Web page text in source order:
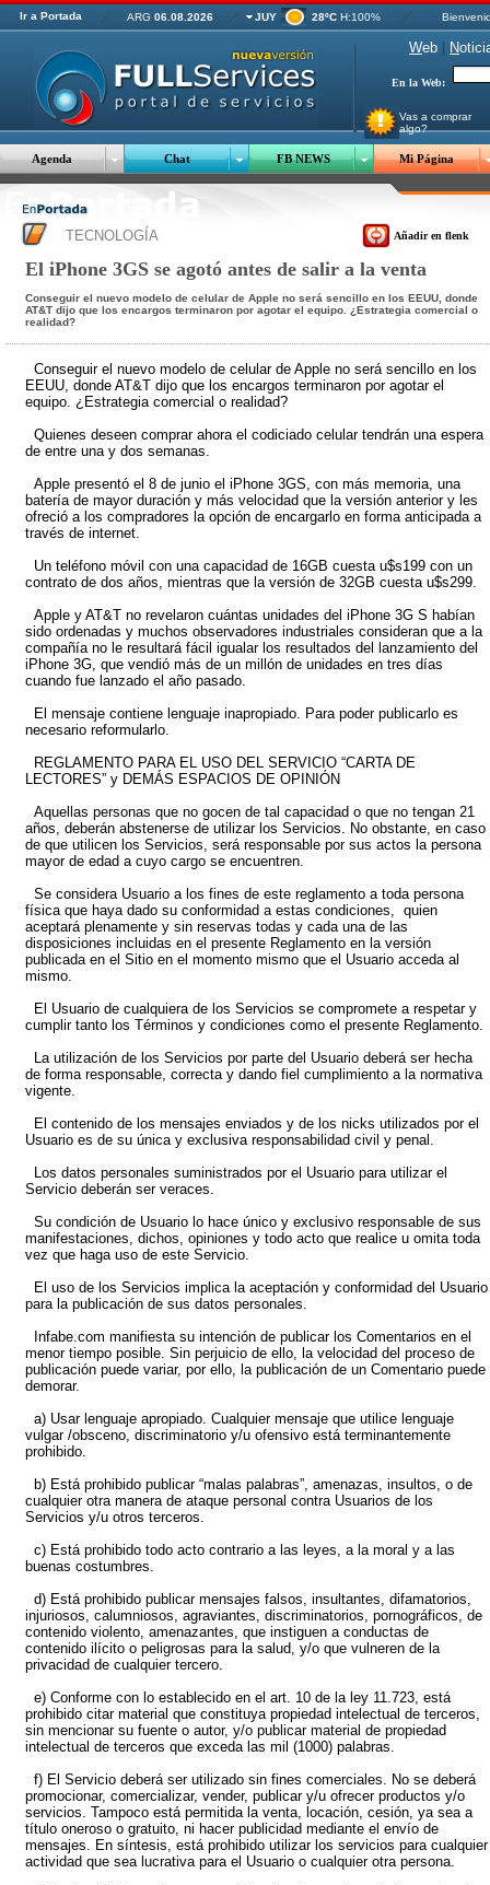
Ir a Portada ARG 06.08.2026 JUY 28ºC H:100%
Web N
En la Web:
Vas a comprar
algo?
Agenda Chat FB NEWS Mi Página
TECNOLOGÍA Añadir en flenk
El iPhone 3GS se agotó antes de salir a la venta
Conseguir el nuevo modelo de celular de Apple no será sencillo en los EEUU, donde
AT&T dijo que los encargos terminaron por agotar el equipo. ¿Estrategia comercial o
realidad?
Conseguir el nuevo modelo de celular de Apple no será sencillo en los
EEUU, donde AT&T dijo que los encargos terminaron por agotar el
equipo. ¿Estrategia comercial o realidad?
Quienes deseen comprar ahora el codiciado celular tendrán una espera
de entre una y dos semanas.
Apple presentó el 8 de junio el iPhone 3GS, con más memoria, una
batería de mayor duración y más velocidad que la versión anterior y les
ofreció a los compradores la opción de encargarlo en forma anticipada a
través de internet.
Un teléfono móvil con una capacidad de 16GB cuesta u$s199 con un
contrato de dos años, mientras que la versión de 32GB cuesta u$s299.
Apple y AT&T no revelaron cuántas unidades del iPhone 3G S habían
sido ordenadas y muchos observadores industriales consideran que a la
compañía no le resultará fácil igualar los resultados del lanzamiento del
iPhone 3G, que vendió más de un millón de unidades en tres días
cuando fue lanzado el año pasado.
El mensaje contiene lenguaje inapropiado. Para poder publicarlo es
necesario reformularlo.
REGLAMENTO PARA EL USO DEL SERVICIO “CARTA DE
LECTORES” y DEMÁS ESPACIOS DE OPINIÓN
Aquellas personas que no gocen de tal capacidad o que no tengan 21
años, deberán abstenerse de utilizar los Servicios. No obstante, en caso
de que utilicen los Servicios, será responsable por sus actos la persona
mayor de edad a cuyo cargo se encuentren.
Se considera Usuario a los fines de este reglamento a toda persona
física que haya dado su conformidad a estas condiciones, quien
aceptará plenamente y sin reservas todas y cada una de las
disposiciones incluidas en el presente Reglamento en la versión
publicada en el Sitio en el momento mismo que el Usuario acceda al
mismo.
El Usuario de cualquiera de los Servicios se compromete a respetar y
cumplir tanto los Términos y condiciones como el presente Reglamento.
La utilización de los Servicios por parte del Usuario deberá ser hecha
de forma responsable, correcta y dando fiel cumplimiento a la normativa
vigente.
El contenido de los mensajes enviados y de los nicks utilizados por el
Usuario es de su única y exclusiva responsabilidad civil y penal.
Los datos personales suministrados por el Usuario para utilizar el
Servicio deberán ser veraces.
Su condición de Usuario lo hace único y exclusivo responsable de sus
manifestaciones, dichos, opiniones y todo acto que realice u omita toda
vez que haga uso de este Servicio.
El uso de los Servicios implica la aceptación y conformidad del Usuario
para la publicación de sus datos personales.
Infabe.com manifiesta su intención de publicar los Comentarios en el
menor tiempo posible. Sin perjuicio de ello, la velocidad del proceso de
publicación puede variar, por ello, la publicación de un Comentario puede
demorar.
a) Usar lenguaje apropiado. Cualquier mensaje que utilice lenguaje
vulgar /obsceno, discriminatorio y/u ofensivo está terminantemente
prohibido.
b) Está prohibido publicar “malas palabras”, amenazas, insultos, o de
cualquier otra manera de ataque personal contra Usuarios de los
Servicios y/u otros terceros.
c) Está prohibido todo acto contrario a las leyes, a la moral y a las
buenas costumbres.
d) Está prohibido publicar mensajes falsos, insultantes, difamatorios,
injuriosos, calumniosos, agraviantes, discriminatorios, pornográficos, de
contenido violento, amenazantes, que instiguen a conductas de
contenido ilícito o peligrosas para la salud, y/o que vulneren de la
privacidad de cualquier tercero.
e) Conforme con lo establecido en el art. 10 de la ley 11.723, está
prohibido citar material que constituya propiedad intelectual de terceros,
sin mencionar su fuente o autor, y/o publicar material de propiedad
intelectual de terceros que exceda las mil (1000) palabras.
f) El Servicio deberá ser utilizado sin fines comerciales. No se deberá
promocionar, comercializar, vender, publicar y/u ofrecer productos y/o
servicios. Tampoco está permitida la venta, locación, cesión, ya sea a
título oneroso o gratuito, ni hacer publicidad mediante el envío de
mensajes. En síntesis, está prohibido utilizar los servicios para cualquier
actividad que sea lucrativa para el Usuario o cualquier otra persona.